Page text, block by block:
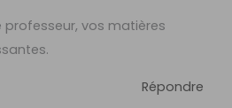
professeur, vos matières
Répondre